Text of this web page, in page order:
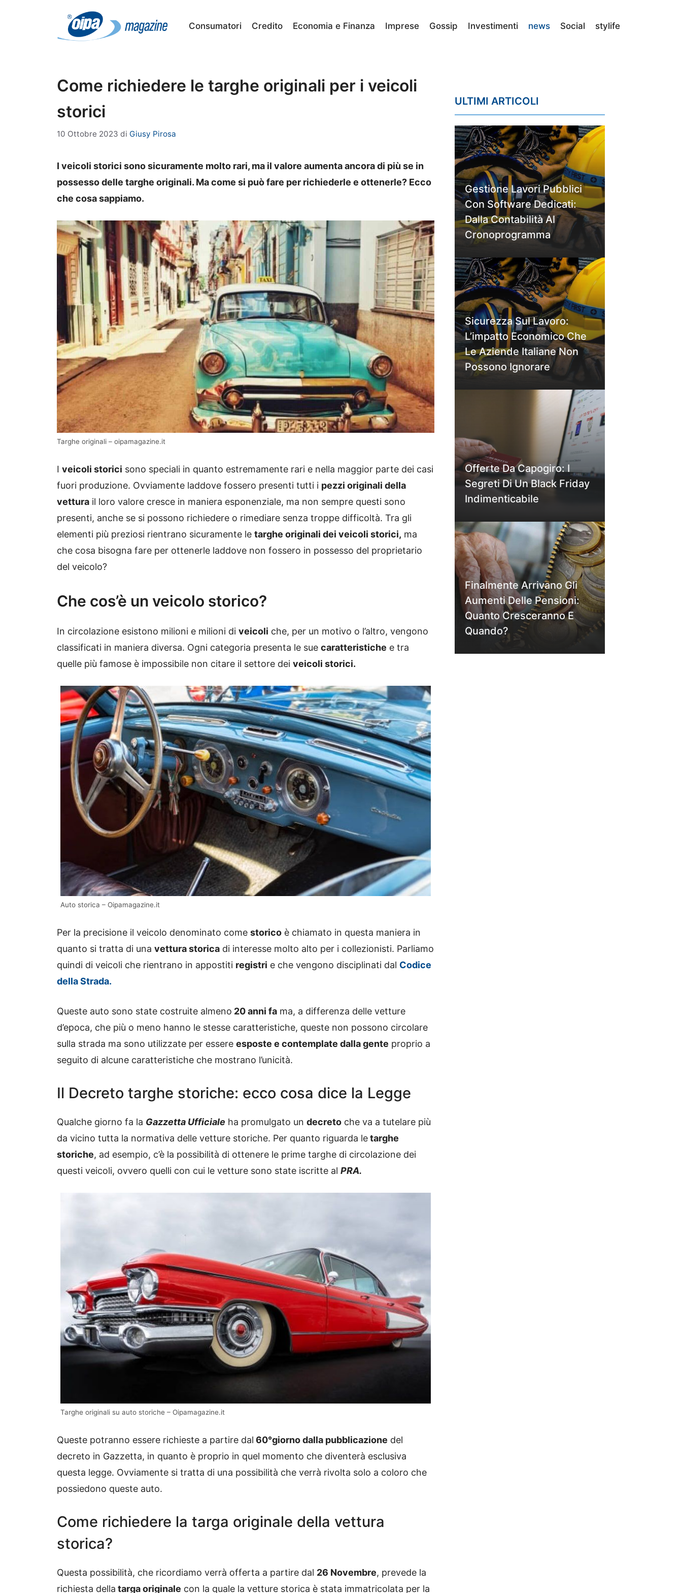
Consumatori Credito Economia e Finanza Imprese Gossip Investimenti news Social stylife
Come richiedere le targhe originali per i veicoli
storici
10 Ottobre 2023 di Giusy Pirosa
I veicoli storici sono sicuramente molto rari, ma il valore aumenta ancora di più se in
possesso delle targhe originali. Ma come si può fare per richiederle e ottenerle? Ecco
che cosa sappiamo.
Targhe originali – oipamagazine.it
I veicoli storici sono speciali in quanto estremamente rari e nella maggior parte dei casi
fuori produzione. Ovviamente laddove fossero presenti tutti i pezzi originali della
vettura il loro valore cresce in maniera esponenziale, ma non sempre questi sono
presenti, anche se si possono richiedere o rimediare senza troppe difficoltà. Tra gli
elementi più preziosi rientrano sicuramente le targhe originali dei veicoli storici, ma
che cosa bisogna fare per ottenerle laddove non fossero in possesso del proprietario
del veicolo?
Che cos’è un veicolo storico?
In circolazione esistono milioni e milioni di veicoli che, per un motivo o l’altro, vengono
classificati in maniera diversa. Ogni categoria presenta le sue caratteristiche e tra
quelle più famose è impossibile non citare il settore dei veicoli storici.
Auto storica – Oipamagazine.it
Per la precisione il veicolo denominato come storico è chiamato in questa maniera in
quanto si tratta di una vettura storica di interesse molto alto per i collezionisti. Parliamo
quindi di veicoli che rientrano in appostiti registri e che vengono disciplinati dal Codice
della Strada.
Queste auto sono state costruite almeno 20 anni fa ma, a differenza delle vetture
d’epoca, che più o meno hanno le stesse caratteristiche, queste non possono circolare
sulla strada ma sono utilizzate per essere esposte e contemplate dalla gente proprio a
seguito di alcune caratteristiche che mostrano l’unicità.
Il Decreto targhe storiche: ecco cosa dice la Legge
Qualche giorno fa la Gazzetta Ufficiale ha promulgato un decreto che va a tutelare più
da vicino tutta la normativa delle vetture storiche. Per quanto riguarda letarghe
storiche, ad esempio, c’è la possibilità di ottenere le prime targhe di circolazione dei
questi veicoli, ovvero quelli con cui le vetture sono state iscritte al PRA.
Targhe originali su auto storiche – Oipamagazine.it
Queste potranno essere richieste a partire dal 60°giorno dalla pubblicazione del
decreto in Gazzetta, in quanto è proprio in quel momento che diventerà esclusiva
questa legge. Ovviamente si tratta di una possibilità che verrà rivolta solo a coloro che
possiedono queste auto.
Come richiedere la targa originale della vettura
storica?
Questa possibilità, che ricordiamo verrà offerta a partire dal 26 Novembre, prevede la
richiesta della targa originale con la quale la vetture storica è stata immatricolata per la
ULTIMI ARTICOLI
Gestione Lavori Pubblici
Con Software Dedicati:
Dalla Contabilità Al
Cronoprogramma
Sicurezza Sul Lavoro:
L’impatto Economico Che
Le Aziende Italiane Non
Possono Ignorare
Offerte Da Capogiro: I
Segreti Di Un Black Friday
Indimenticabile
Finalmente Arrivano Gli
Aumenti Delle Pensioni:
Quanto Cresceranno E
Quando?